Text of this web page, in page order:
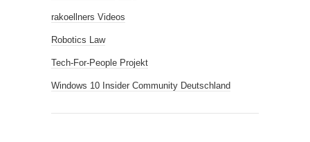
rakoellners Videos
Robotics Law
Tech-For-People Projekt
Windows 10 Insider Community Deutschland